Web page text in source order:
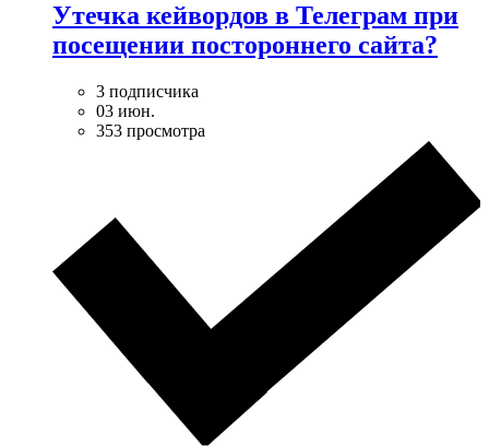
Утечка кейвордов в Телеграм при
посещении постороннего сайта?
3 подписчика
03 июн.
353 просмотра